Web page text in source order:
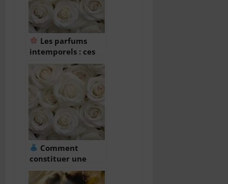
Les parfums
intemporels : ces
fragrances qui
traversent les
générations
Comment
constituer une
garde-robe parfum